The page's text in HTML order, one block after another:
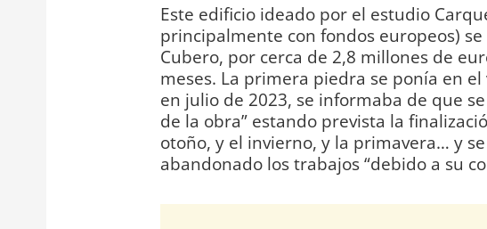
Este edificio ideado por el estudio
principalmente con fondos europeos)
Cubero, por cerca de 2,8 millones de
meses. La primera piedra se ponía en
en julio de 2023, se informaba de que
de la obra” estando prevista la
otoño, y el invierno, y la primavera… y
abandonado los trabajos “debido a su